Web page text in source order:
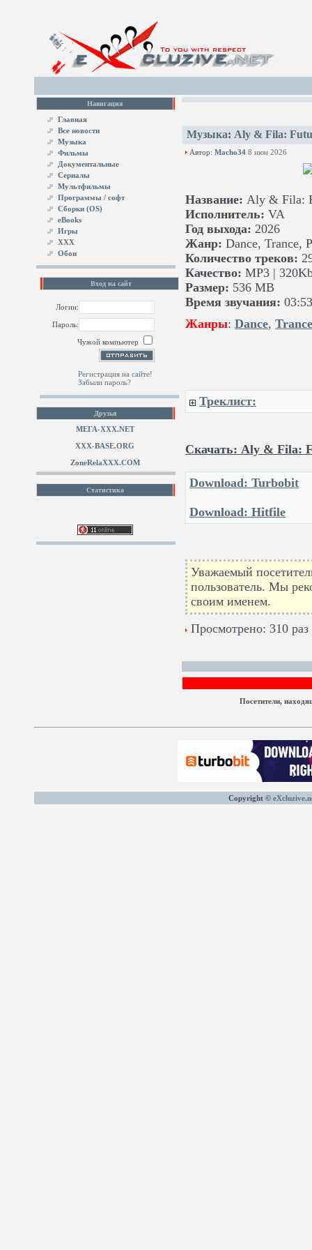
Навигация
Главная
Все новости
Музыка
Фильмы
Документальные
Сериалы
Мультфильмы
Программы / софт
Сборки (OS)
eBooks
Игры
XXX
Обои
Вход на сайт
Логин:
Пароль:
Чужой компьютер
Регистрация на сайте!
Забыли пароль?
Друзья
МЕГА-ХХХ.NET
XXX-BASE.ORG
ZoneRelaXXX.COM
Статистика
Музыка: Aly & Fila:
Автор: Macho34 8 июн 2026
Название: Aly & Fila:
Исполнитель: VA
Год выхода: 2026
Жанр: Dance, Trance,
Количество треков:
Качество: MP3 |
Размер: 536 MB
Время звучания:
Жанры: Dance, Trance
Треклист:
Скачать: Aly & Fila:
Download: Turbobit
Download: Hitfile
Уважаемый
пользователь. Мы
своим именем.
Просмотрено: 310 раз
Посетители,
Copyright ©